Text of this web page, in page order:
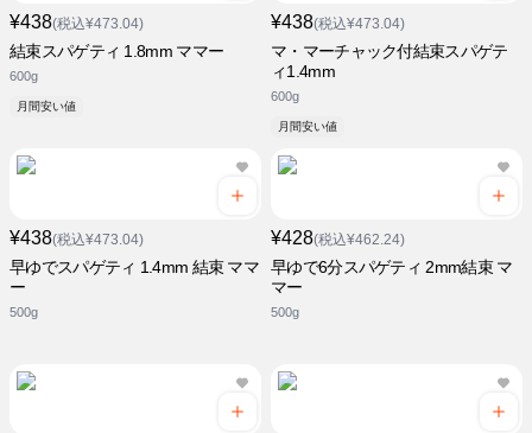
¥438(税込¥473.04)
結束スパゲティ 1.8mm ママー
600g
月間安い値
¥438(税込¥473.04)
マ・マーチャック付結束スパゲテ
ィ1.4mm
600g
月間安い値
¥438(税込¥473.04)
早ゆでスパゲティ 1.4mm 結束 ママ
ー
500g
¥428(税込¥462.24)
早ゆで6分スパゲティ 2mm結束 マ
マー
500g